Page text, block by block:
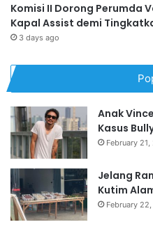
Komisi II Dorong Perumda
Kapal Assist demi
3 days ago
Anak
Kasus
February
Jelang
Kutim
February